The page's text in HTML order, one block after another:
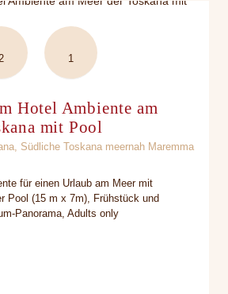
2 1
Hotel Ambiente am
mit Pool
Südliche Toskana meernah Maremma
für einen Urlaub am Meer mit
Pool (15 m x 7m), Frühstück und
Panorama, Adults only